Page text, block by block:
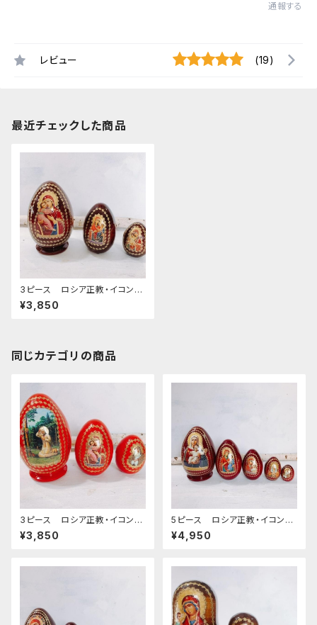
通報する
レビュー (19)
最近チェックした商品
3ピース ロシア正教・イコンの
卵型マトリョーシカ [Vladimir
¥3,850
同じカテゴリの商品
3ピース ロシア正教・イコンの
卵型マトリョーシカ [Seraphi
¥3,850
5ピース ロシア正教・イコンの
マトリョーシカ BIG (2)[the m
other of god of Leushinsk
¥4,950